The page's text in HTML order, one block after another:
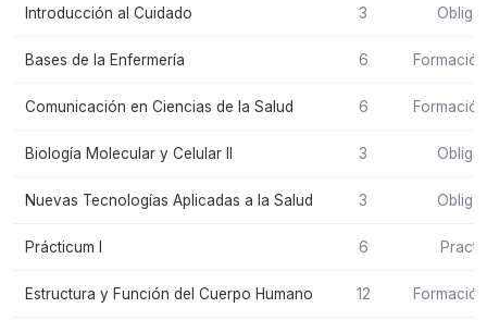
Introducción al Cuidado 3
Bases de la Enfermería 6
Comunicación en Ciencias de la Salud 6
Biología Molecular y Celular II 3
Nuevas Tecnologías Aplicadas a la Salud 3
Prácticum I 6
Estructura y Función del Cuerpo Humano 12